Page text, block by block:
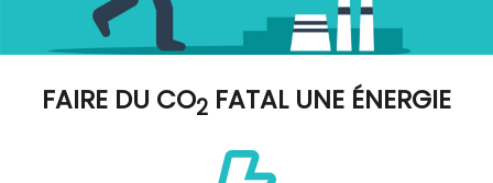
FAIRE DU CO2 FATAL UNE ÉNERGIE